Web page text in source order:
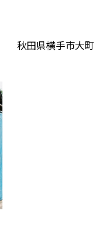
秋田県横手市大町